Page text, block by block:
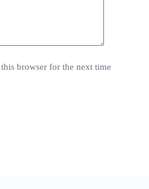
browser for the next time